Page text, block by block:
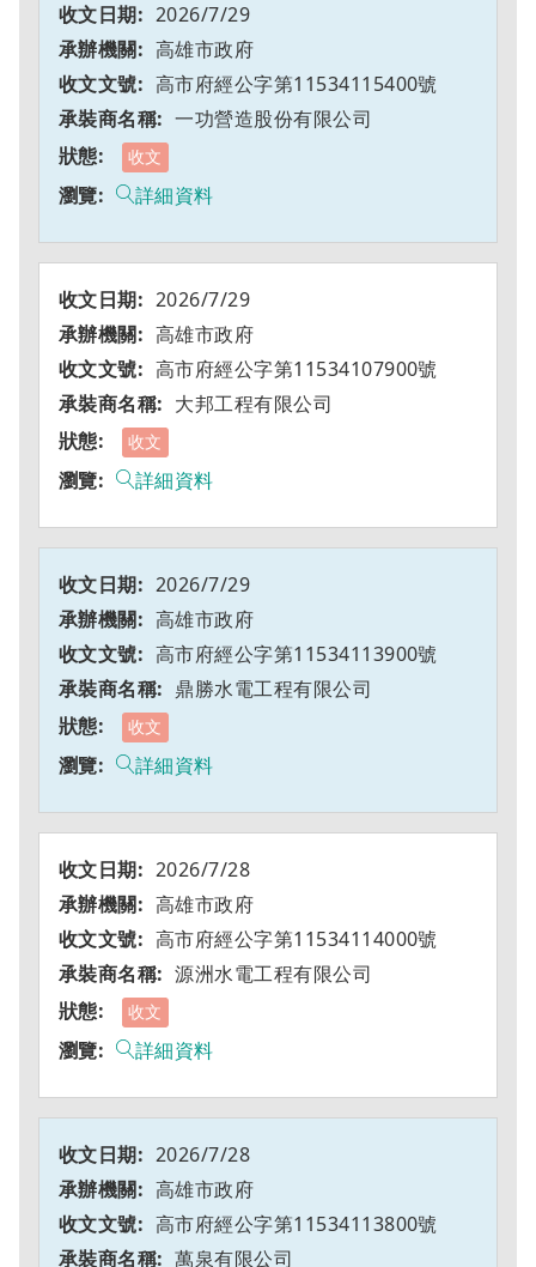
2026/7/29
高雄市政府
高市府經公字第11534115400號
一功營造股份有限公司
收文
詳細資料
2026/7/29
高雄市政府
高市府經公字第11534107900號
大邦工程有限公司
收文
詳細資料
2026/7/29
高雄市政府
高市府經公字第11534113900號
鼎勝水電工程有限公司
收文
詳細資料
2026/7/28
高雄市政府
高市府經公字第11534114000號
源洲水電工程有限公司
收文
詳細資料
2026/7/28
高雄市政府
高市府經公字第11534113800號
萬泉有限公司